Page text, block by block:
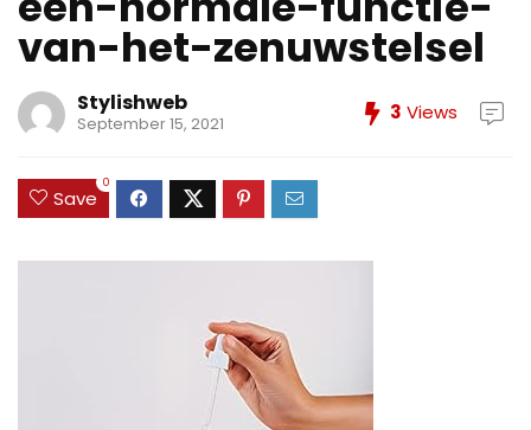
van-het-zenuwstelsel
Stylishweb
September 15, 2021 3 Views
Save
0